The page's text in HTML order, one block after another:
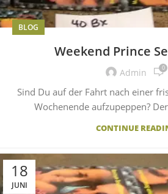
BLOG
Weekend Prince
Admin 0
Sind Du auf der Fahrt nach einer
Wochenende aufzupeppen?
CONTINUE
18
JUNI